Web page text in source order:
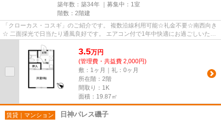
築年数：築34年 ｜募集中： 1室
階数：2階建
「クローカス・コスギ」のご紹介です。 複数沿線利用可能☆礼金不要☆南西向き
☆ 二面採光で日当たり通風良好です。 エアコン付で1年中快適にお過ごしいただ
3.5万円
(管理費・共益費 2,000円)
敷：1ヶ月｜礼：0ヶ月
所在階：2階
間取り：1K
面積：19.87㎡
賃貸｜マンション 日神パレス磯子